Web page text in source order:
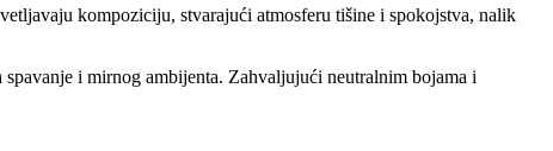
kompoziciju, stvarajući atmosferu tišine i spokojstva, nalik
i mirnog ambijenta. Zahvaljujući neutralnim bojama i